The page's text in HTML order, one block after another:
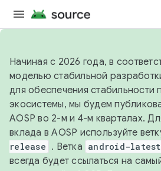
Начиная с 2026 года, в
моделью стабильной
для обеспечения стабильности
экосистемы, мы будем
AOSP во 2-м и 4-м кварталах.
вклада в AOSP используйте
release . Ветка android-
всегда будет ссылаться на